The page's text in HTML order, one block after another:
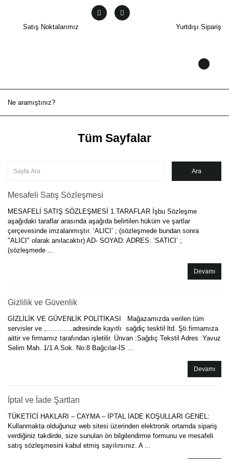
Satış Noktalarımız Yurtdışı Sipariş
Tüm Sayfalar
Mesafeli Satış Sözleşmesi
MESAFELİ SATIŞ SÖZLEŞMESİ 1.TARAFLAR İşbu Sözleşme
aşağıdaki taraflar arasında aşağıda belirtilen hüküm ve şartlar
çerçevesinde imzalanmıştır. ‘ALICI’ ; (sözleşmede bundan sonra
"ALICI" olarak anılacaktır) AD- SOYAD: ADRES: ‘SATICI’ ;
(sözleşmede ...
Devamı
Gizlilik ve Güvenlik
GİZLİLİK VE GÜVENLİK POLİTİKASI Mağazamızda verilen tüm
servisler ve ,…………adresinde kayıtlı sağdiç tesktil ltd. Şti.firmamıza
aittir ve firmamız tarafından işletilir. Ünvan :Sağdıç Tekstil Adres :Yavuz
Selim Mah. 1/1 A Sok. No:8 Bağcılar-İS ...
Devamı
İptal ve İade Şartları
TÜKETİCİ HAKLARI – CAYMA – İPTAL İADE KOŞULLARI GENEL:
Kullanmakta olduğunuz web sitesi üzerinden elektronik ortamda sipariş
verdiğiniz takdirde, size sunulan ön bilgilendirme formunu ve mesafeli
satış sözleşmesini kabul etmiş sayılırsınız. A ...